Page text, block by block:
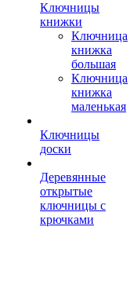
Ключницы
книжки
Ключница
книжка
большая
Ключница
книжка
маленькая
Ключницы
доски
Деревянные
открытые
ключницы с
крючками